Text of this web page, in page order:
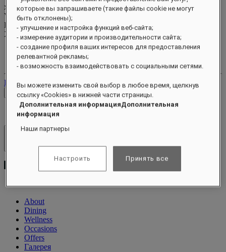
xxxxxxxx
Valid untilxx/xx/xxxx
Бонусные баллы
XXXpts
Ваш аккаунт лояльности
Ваши бронирования
Выйти
Проверить тарифы
Открыть меню
About
Dining
Wellness
Occasions
Offers
Галерея
которые вы запрашиваете (такие файлы cookie не могут
быть отклонены);
- улучшение и настройка функций веб-сайта;
- измерение аудитории и производительности сайта;
- создание профиля ваших интересов для предоставления
релевантной рекламы;
- возможность взаимодействовать с социальными сетями.
Вы можете изменить свой выбор в любое время, щелкнув
ссылку «Cookies» в нижней части страницы.
Дополнительная информацияДополнительная
информация
Наши партнеры
Настроить Принять все